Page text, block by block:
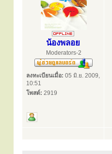
น้องพลอย
Moderators-2
ลงทะเบียนเมื่อ: 05 มิ.ย. 2009,
10:51
โพสต์: 2919